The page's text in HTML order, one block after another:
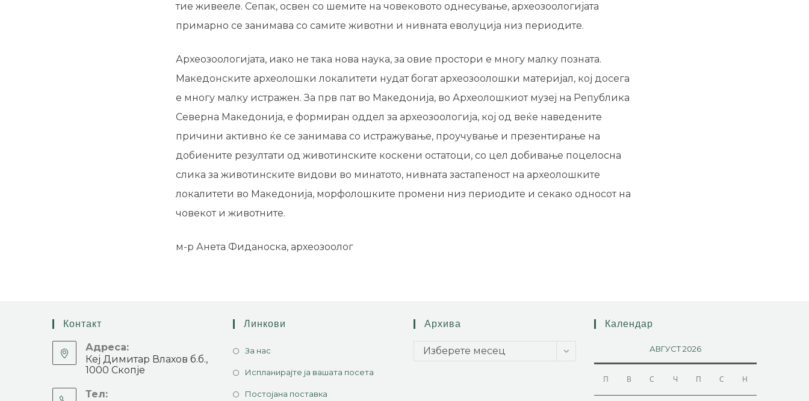
тие живееле. Сепак, освен со шемите на човековото однесување, археозоологијата
примарно се занимава со самите животни и нивната еволуција низ периодите.
Археозоологијата, иако не така нова наука, за овие простори е многу малку позната.
Македонските археолошки локалитети нудат богат археозоолошки материјал, кој досега
е многу малку истражен. За прв пат во Македонија, во Археолошкиот музеј на Република
Северна Македонија, е формиран оддел за археозоологија, кој од веќе наведените
причини активно ќе се занимава со истражување, проучување и презентирање на
добиените резултати од животинските коскени остатоци, со цел добивање поцелосна
слика за животинските видови во минатото, нивната застапеност на археолошките
локалитети во Македонија, морфолошките промени низ периодите и секако односот на
човекот и животните.
м-р Анета Фиданоска, археозоолог
Контакт
Адреса:
Кеј Димитар Влахов б.б.,
1000 Скопје
Тел:
Линкови
За нас
Испланирајте ја вашата посета
Постојана поставка
Архива
Изберете месец
Календар
АВГУСТ 2026
П В С Ч П С Н